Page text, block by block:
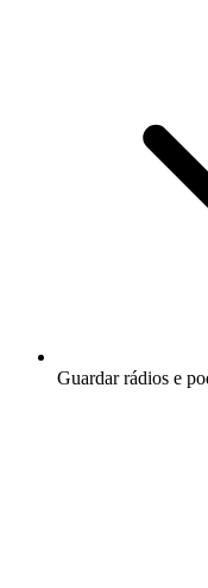
Guardar rádios e